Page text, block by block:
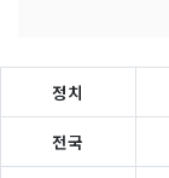
정치
전국